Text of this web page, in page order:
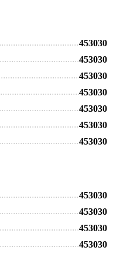
453030
453030
453030
453030
453030
453030
453030
453030
453030
453030
453030